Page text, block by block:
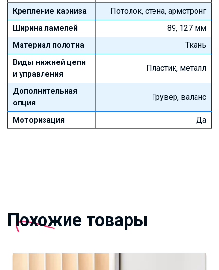
Крепление карниза
Потолок, стена, армстронг
Ширина ламелей
89, 127 мм
Материал полотна
Ткань
Виды нижней цепи
и управления
Пластик, металл
Дополнительная
опция
Грувер, валанс
Моторизация Да
Похожие товары